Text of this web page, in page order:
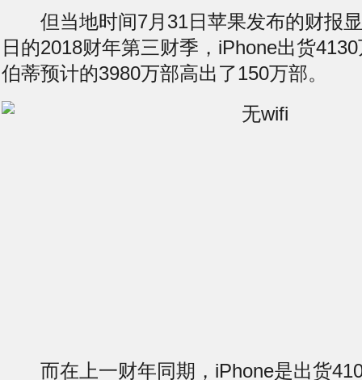
但当地时间7月31日苹果发布的财报显
日的2018财年第三财季，iPhone出货
伯蒂预计的3980万部高出了150万部。
而在上一财年同期，iPhone是出货